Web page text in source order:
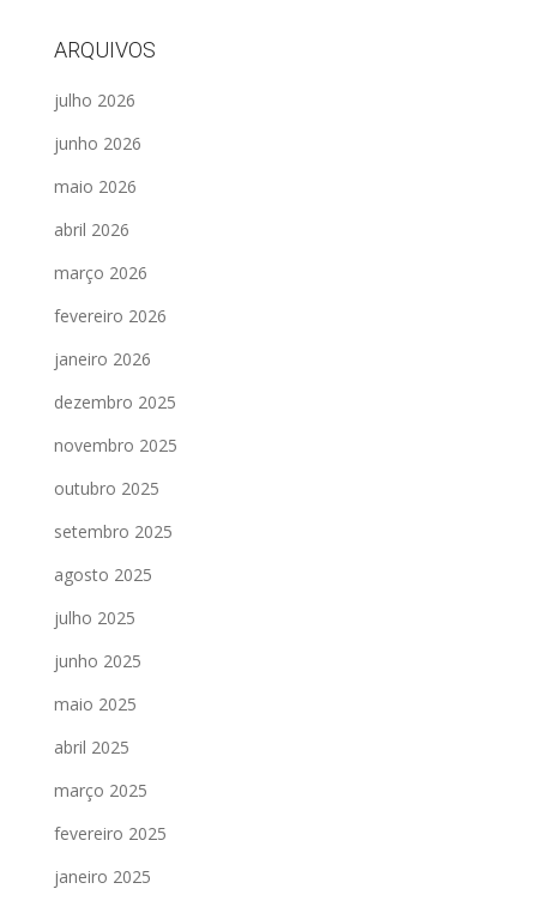
ARQUIVOS
julho 2026
junho 2026
maio 2026
abril 2026
março 2026
fevereiro 2026
janeiro 2026
dezembro 2025
novembro 2025
outubro 2025
setembro 2025
agosto 2025
julho 2025
junho 2025
maio 2025
abril 2025
março 2025
fevereiro 2025
janeiro 2025